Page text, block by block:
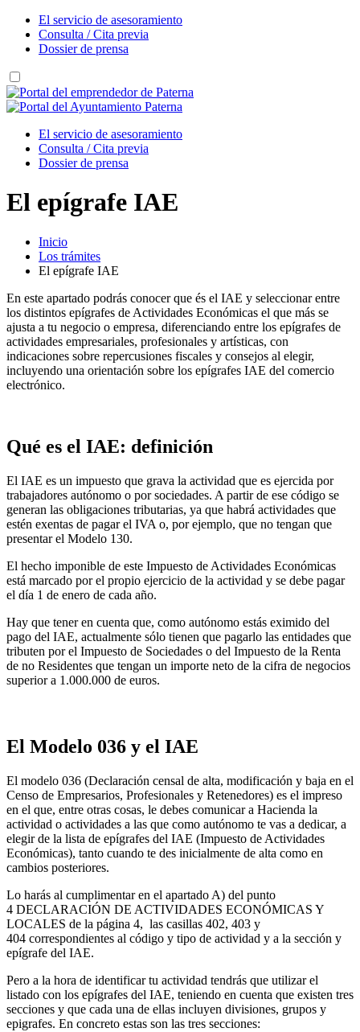
El servicio de asesoramiento
Consulta / Cita previa
Dossier de prensa
El servicio de asesoramiento
Consulta / Cita previa
Dossier de prensa
El epígrafe IAE
Inicio
Los trámites
El epígrafe IAE
En este apartado podrás conocer que és el IAE y seleccionar entre
los distintos epígrafes de Actividades Económicas el que más se
ajusta a tu negocio o empresa, diferenciando entre los epígrafes de
actividades empresariales, profesionales y artísticas, con
indicaciones sobre repercusiones fiscales y consejos al elegir,
incluyendo una orientación sobre los epígrafes IAE del comercio
electrónico.
Qué es el IAE: definición
El IAE es un impuesto que grava la actividad que es ejercida por
trabajadores autónomo o por sociedades. A partir de ese código se
generan las obligaciones tributarias, ya que habrá actividades que
estén exentas de pagar el IVA o, por ejemplo, que no tengan que
presentar el Modelo 130.
El hecho imponible de este Impuesto de Actividades Económicas
está marcado por el propio ejercicio de la actividad y se debe pagar
el día 1 de enero de cada año.
Hay que tener en cuenta que, como autónomo estás eximido del
pago del IAE, actualmente sólo tienen que pagarlo las entidades que
tributen por el Impuesto de Sociedades o del Impuesto de la Renta
de no Residentes que tengan un importe neto de la cifra de negocios
superior a 1.000.000 de euros.
El Modelo 036 y el IAE
El modelo 036 (Declaración censal de alta, modificación y baja en el
Censo de Empresarios, Profesionales y Retenedores) es el impreso
en el que, entre otras cosas, le debes comunicar a Hacienda la
actividad o actividades a las que como autónomo te vas a dedicar, a
elegir de la lista de epígrafes del IAE (Impuesto de Actividades
Económicas), tanto cuando te des inicialmente de alta como en
cambios posteriores.
Lo harás al cumplimentar en el apartado A) del punto
4 DECLARACIÓN DE ACTIVIDADES ECONÓMICAS Y
LOCALES de la página 4, las casillas 402, 403 y
404 correspondientes al código y tipo de actividad y a la sección y
epígrafe del IAE.
Pero a la hora de identificar tu actividad tendrás que utilizar el
listado con los epígrafes del IAE, teniendo en cuenta que existen tres
secciones y que cada una de ellas incluyen divisiones, grupos y
epigrafes. En concreto estas son las tres secciones: